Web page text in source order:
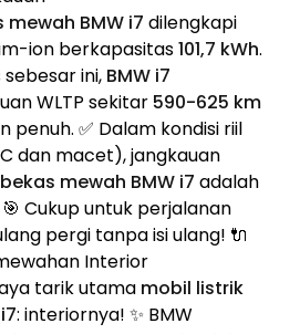
BMW i7 dilengkapi
ion berkapasitas101,7 kWh.
ini, BMW i7
WLTP sekitar 590-625 km
penuh. ✅ Dalam kondisi riil
dan macet), jangkauan
mewah BMW i7 adalah
🎯 Cukup untuk perjalanan
pergi tanpa isi ulang! 🔌
Interior
tarik utama mobil listrik
: interiornya! ✨ BMW